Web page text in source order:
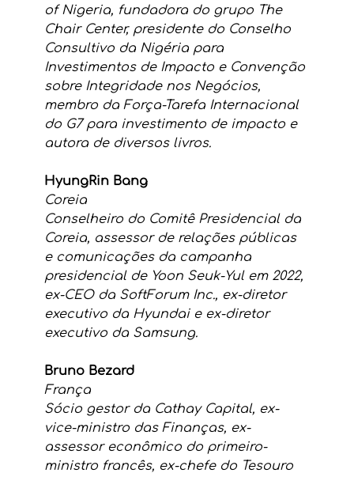
of Nigeria, fundadora do grupo The
Chair Center, presidente do Conselho
Consultivo da Nigéria para
Investimentos de Impacto e Convenção
sobre Integridade nos Negócios,
membro da Força-Tarefa Internacional
do G7 para investimento de impacto e
autora de diversos livros.
HyungRin Bang
Coreia
Conselheiro do Comitê Presidencial da
Coreia, assessor de relações públicas
e comunicações da campanha
presidencial de Yoon Seuk-Yul em 2022,
ex-CEO da SoftForum Inc., ex-diretor
executivo da Hyundai e ex-diretor
executivo da Samsung.
Bruno Bezard
França
Sócio gestor da Cathay Capital, ex-
vice-ministro das Finanças, ex-
assessor econômico do primeiro-
ministro francês, ex-chefe do Tesouro